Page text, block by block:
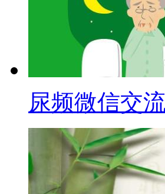
尿频微信交